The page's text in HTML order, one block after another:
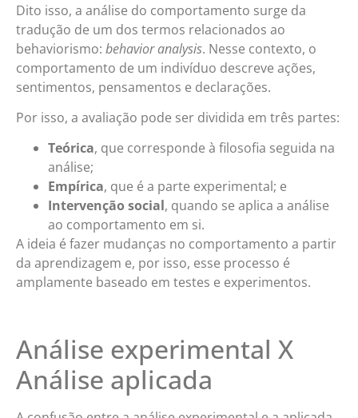
Dito isso, a análise do comportamento surge da
tradução de um dos termos relacionados ao
behaviorismo: behavior analysis. Nesse contexto, o
comportamento de um indivíduo descreve ações,
sentimentos, pensamentos e declarações.
Por isso, a avaliação pode ser dividida em três partes:
Teórica, que corresponde à filosofia seguida na
análise;
Empírica, que é a parte experimental; e
Intervenção social, quando se aplica a análise
ao comportamento em si.
A ideia é fazer mudanças no comportamento a partir
da aprendizagem e, por isso, esse processo é
amplamente baseado em testes e experimentos.
Análise experimental X
Análise aplicada